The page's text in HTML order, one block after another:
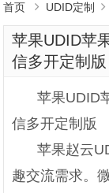
首页 UDID定制
苹果UDID苹
信多开定制版
苹果UDID
信多开定制版
苹果赵云
趣交流需求。